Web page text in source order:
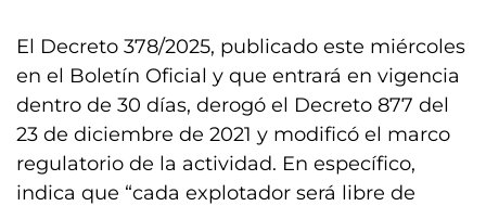
El Decreto 378/2025, publicado este miércoles
en el Boletín Oficial y que entrará en vigencia
dentro de 30 días, derogó el Decreto 877 del
23 de diciembre de 2021 y modificó el marco
regulatorio de la actividad. En específico,
indica que “cada explotador será libre de